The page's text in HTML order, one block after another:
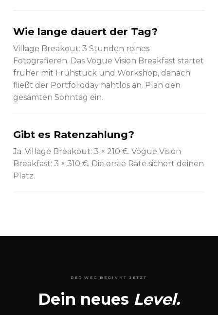
Wie lange dauert der Tag?
Village Breakout: 3 Stunden reines
Fotografieren. Das Vogue Vision Breakfast startet
früher mit Frühstück und Workshop, danach
fließt der Portfolioday nahtlos an. Plan den
gesamten Sonntag ein.
Gibt es Ratenzahlung?
Ja. Village Breakout: 3 × 210 €. Vogue Vision
Breakfast: 3 × 310 €. Die erste Rate sichert deinen
Platz.
DER WEG BEGINNT JETZT
Dein neues Level.